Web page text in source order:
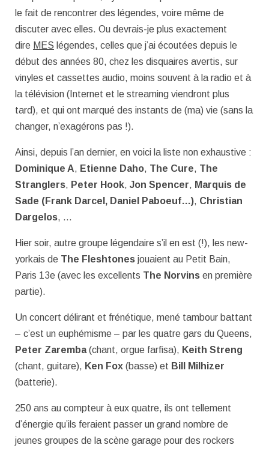
le fait de rencontrer des légendes, voire même de
discuter avec elles. Ou devrais-je plus exactement
dire MES légendes, celles que j’ai écoutées depuis le
début des années 80, chez les disquaires avertis, sur
vinyles et cassettes audio, moins souvent à la radio et à
la télévision (Internet et le streaming viendront plus
tard), et qui ont marqué des instants de (ma) vie (sans la
changer, n’exagérons pas !).
Ainsi, depuis l’an dernier, en voici la liste non exhaustive :
Dominique A, Etienne Daho, The Cure, The
Stranglers, Peter Hook, Jon Spencer, Marquis de
Sade (Frank Darcel, Daniel Paboeuf…), Christian
Dargelos, …
Hier soir, autre groupe légendaire s’il en est (!), les new-
yorkais de The Fleshtones jouaient au Petit Bain,
Paris 13e (avec les excellents The Norvins en première
partie).
Un concert délirant et frénétique, mené tambour battant
– c’est un euphémisme – par les quatre gars du Queens,
Peter Zaremba(chant, orgue farfisa), Keith Streng
(chant, guitare), Ken Fox (basse) et Bill Milhizer
(batterie).
250 ans au compteur à eux quatre, ils ont tellement
d’énergie qu’ils feraient passer un grand nombre de
jeunes groupes de la scène garage pour des rockers